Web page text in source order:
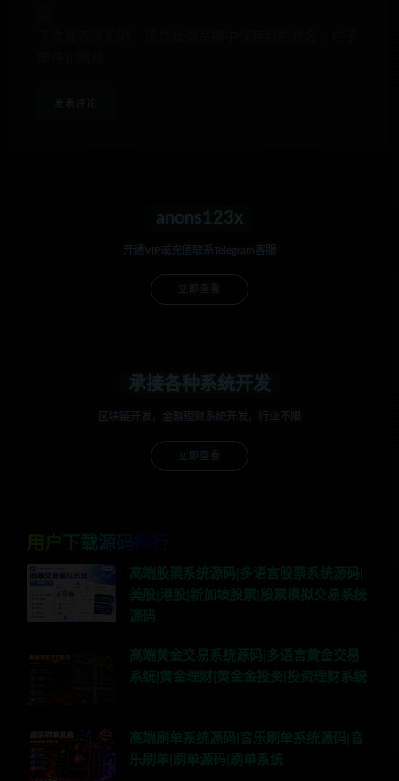
anons123x
开通VIP或充值联系Telegram客服
立即查看
承接各种系统开发
区块链开发，金融理财系统开发，行业不限
立即查看
用户下载源码排行
高端股票系统源码|多语言股票系统源码|
美股|港股|新加坡股票|股票模拟交易系统
源码
高端黄金交易系统源码|多语言黄金交易
系统|黄金理财|黄金金投资|投资理财系统
高端刷单系统源码|音乐刷单系统源码|音
乐刷单|刷单源码|刷单系统